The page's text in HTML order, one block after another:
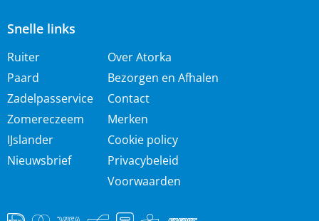
Snelle links
Ruiter
Paard
Zadelpasservice
Zomereczeem
IJslander
Nieuwsbrief
Over Atorka
Bezorgen en Afhalen
Contact
Merken
Cookie policy
Privacybeleid
Voorwaarden